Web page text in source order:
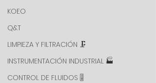
KOEO
Q&T
LIMPIEZA Y FILTRACIÓN 🗜️
INSTRUMENTACIÓN INDUSTRIAL 🏭
CONTROL DE FLUIDOS 🎚️